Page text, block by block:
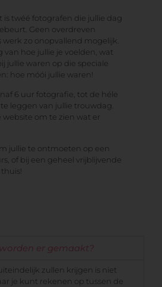
is twéé fotografen die jullie dag
Geen overdreven
werk zo onopvallend mogelijk.
van hoe jullie je voelden, wat
jullie waren op die speciale
hoe móói jullie waren!
6 uur fotografie, tot de héle
leggen van jullie trouwdag.
website om te zien wat er
jullie te ontmoeten op een
of bij een geheel vrijblijvende
er gemaakt?
zullen krijgen is niet
je kunt rekenen op tussen de